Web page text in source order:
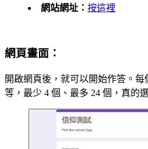
網站網址： 按這裡
網頁畫面：
開啟網頁後，就可以開始作答。
等，最少 4 個、最多 24 個，真的